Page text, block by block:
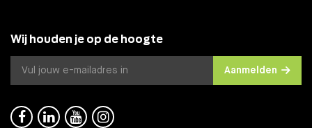
Wij houden je op de hoogte
Aanmelden
   